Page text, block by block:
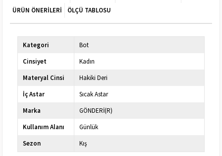
ÜRÜN ÖNERILERI
ÖLÇÜ TABLOSU
Kategori
Bot
Cinsiyet
Kadın
Materyal Cinsi
Hakiki Deri
İç Astar
Sıcak Astar
Marka
GÖNDERİ(R)
Kullanım Alanı
Günlük
Sezon
Kış